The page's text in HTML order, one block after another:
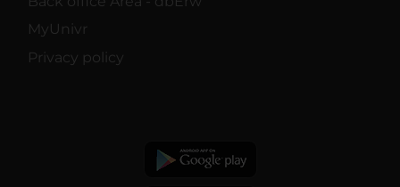
MyUnivr
Privacy policy